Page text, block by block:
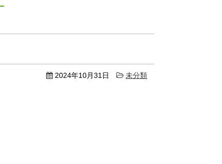
2024年10月31日 未分類